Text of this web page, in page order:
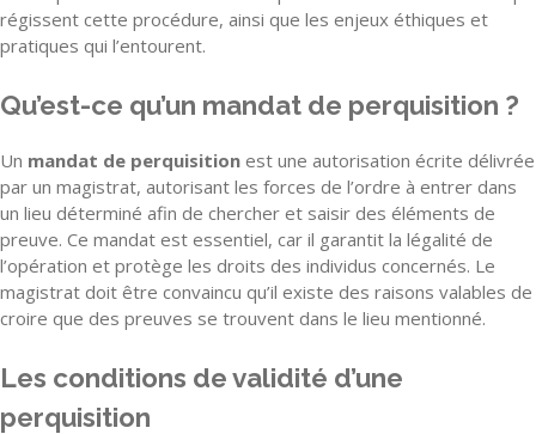
régissent cette procédure, ainsi que les enjeux éthiques et
pratiques qui l’entourent.
Qu’est-ce qu’un mandat de perquisition ?
Un mandat de perquisition est une autorisation écrite délivrée
par un magistrat, autorisant les forces de l’ordre à entrer dans
un lieu déterminé afin de chercher et saisir des éléments de
preuve. Ce mandat est essentiel, car il garantit la légalité de
l’opération et protège les droits des individus concernés. Le
magistrat doit être convaincu qu’il existe des raisons valables de
croire que des preuves se trouvent dans le lieu mentionné.
Les conditions de validité d’une
perquisition